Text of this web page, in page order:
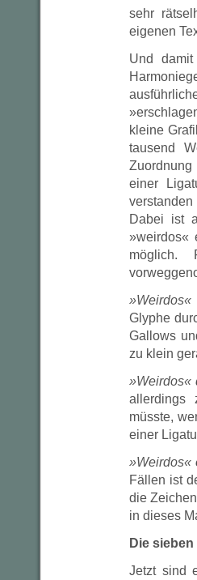
sehr
eigenen
Und
kleine
tausend
einer
Dabei ist
»weirdos«
möglich.
Glyphe
Gallows
zu klein
»Weirdos«
allerdings
müsste,
einer
»Weirdos«
Fällen ist
die
in dieses
Die
Jetzt sind